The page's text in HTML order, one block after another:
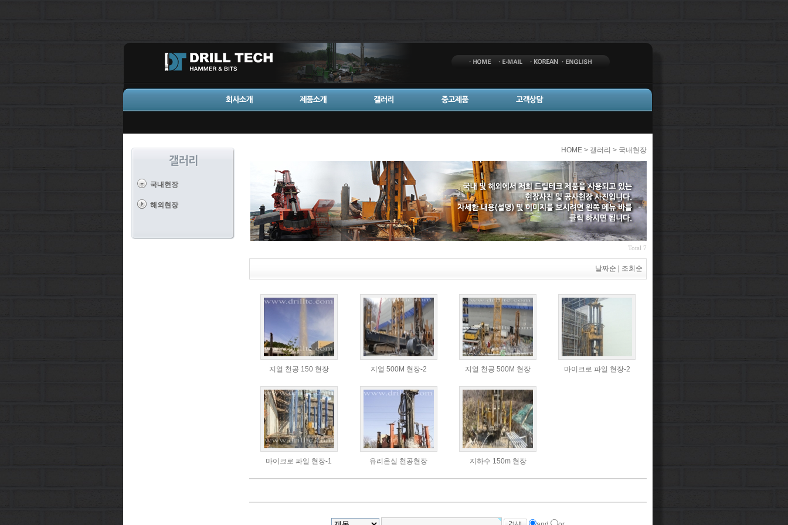
국내현장
해외현장
HOME > 갤러리 > 국내현장
Total 7
날짜순 조회순
지열 천공 150 현장 지열 500M 현장-2 지열 천공 500M 현장 마이크로 파일 현장-2
마이크로 파일 현장-1 유리온실 천공현장 지하수 150m 현장